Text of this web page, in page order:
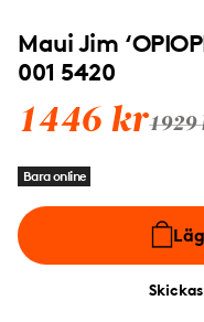
Maui Jim
001 5420
1446 kr1929
Bara online